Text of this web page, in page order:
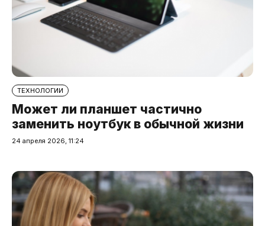
ТЕХНОЛОГИИ
Может ли планшет частично
заменить ноутбук в обычной жизни
24 апреля 2026, 11:24